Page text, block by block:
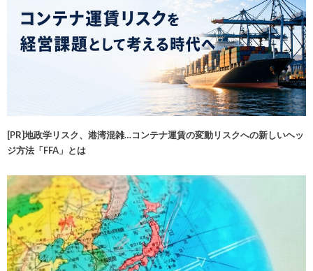
[PR]地政学リスク、港湾混雑…コンテナ運賃の変動リスクへの新しいヘッ
ジ方法「FFA」とは